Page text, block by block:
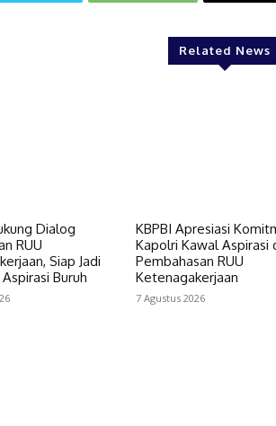
Related News
Dialog
RUU
Siap Jadi
Buruh
KBPBI Apresiasi
Kapolri Kawal Aspirasi
Pembahasan RUU
Ketenagakerjaan
7 Agustus 2026